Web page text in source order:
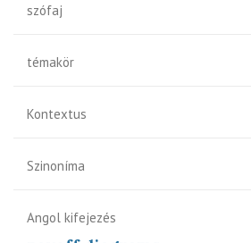
szófaj
témakör
Kontextus
Szinoníma
Angol kifejezés